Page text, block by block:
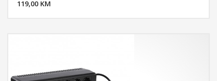
Vlaznost: 0-90 RH @ 0-40C (bez kondenzacije) Nivo buke: 40 dB
119,00 KM